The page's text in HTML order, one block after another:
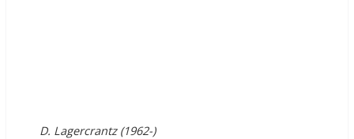
D. Lagercrantz (1962-)